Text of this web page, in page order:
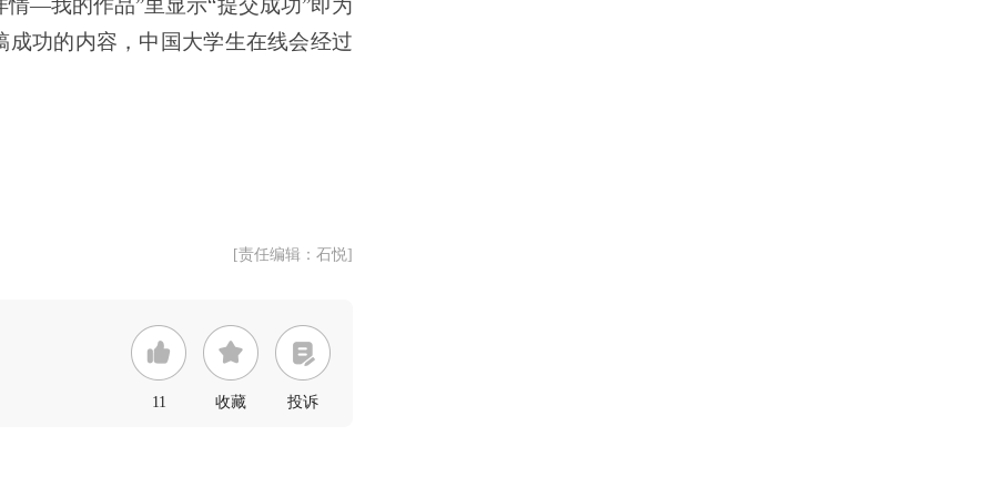
—我的作品”里显示“提交成功”即为
功的内容，中国大学生在线会经过
[责任编辑：石悦]
11 收藏 投诉